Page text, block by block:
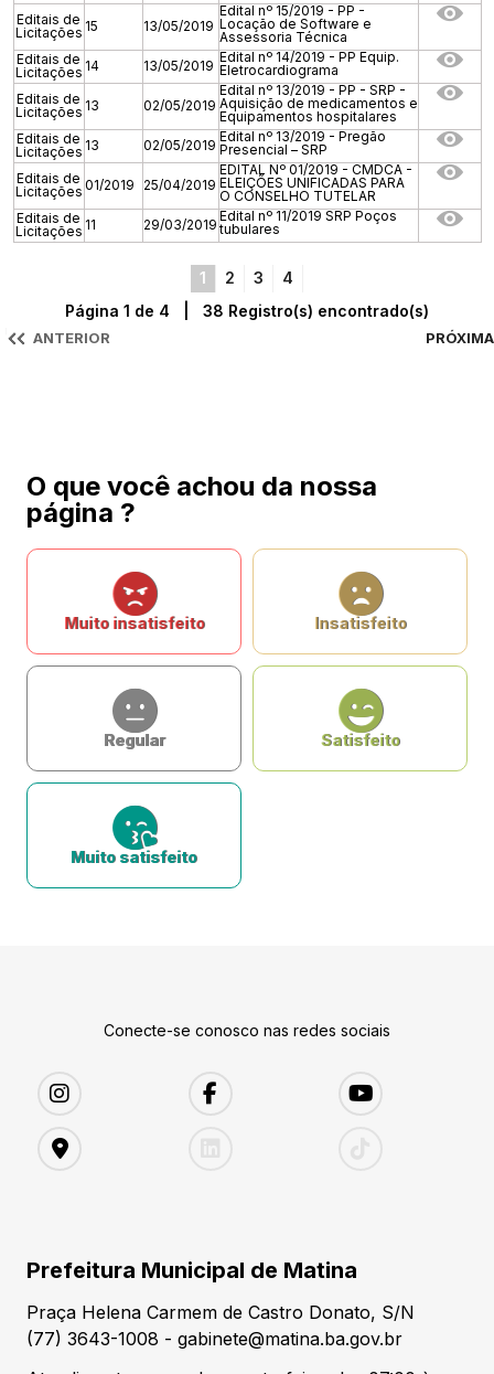
Editais de
Licitações 15 13/05/2019
Edital nº 15/2019 - PP -
Locação de Software e
Assessoria Técnica
Editais de
Licitações 14 13/05/2019
Edital nº 14/2019 - PP Equip.
Eletrocardiograma
Editais de
Licitações 13 02/05/2019
Edital nº 13/2019 - PP - SRP -
Aquisição de medicamentos e
Equipamentos hospitalares
Editais de
Licitações 13 02/05/2019
Edital nº 13/2019 - Pregão
Presencial – SRP
Editais de
Licitações 01/2019 25/04/2019
EDITAL Nº 01/2019 - CMDCA -
ELEIÇÕES UNIFICADAS PARA
O CONSELHO TUTELAR
Editais de
Licitações 11 29/03/2019
Edital nº 11/2019 SRP Poços
tubulares
1 2 3 4
ANTERIOR
Página 1 de 4 | 38 Registro(s) encontrado(s)
PRÓXIMA
O que você achou da nossa
página ?
Muito insatisfeito Insatisfeito
Regular Satisfeito
Muito satisfeito
Conecte-se conosco nas redes sociais
Prefeitura Municipal de Matina
Praça Helena Carmem de Castro Donato, S/N
(77) 3643-1008 - gabinete@matina.ba.gov.br